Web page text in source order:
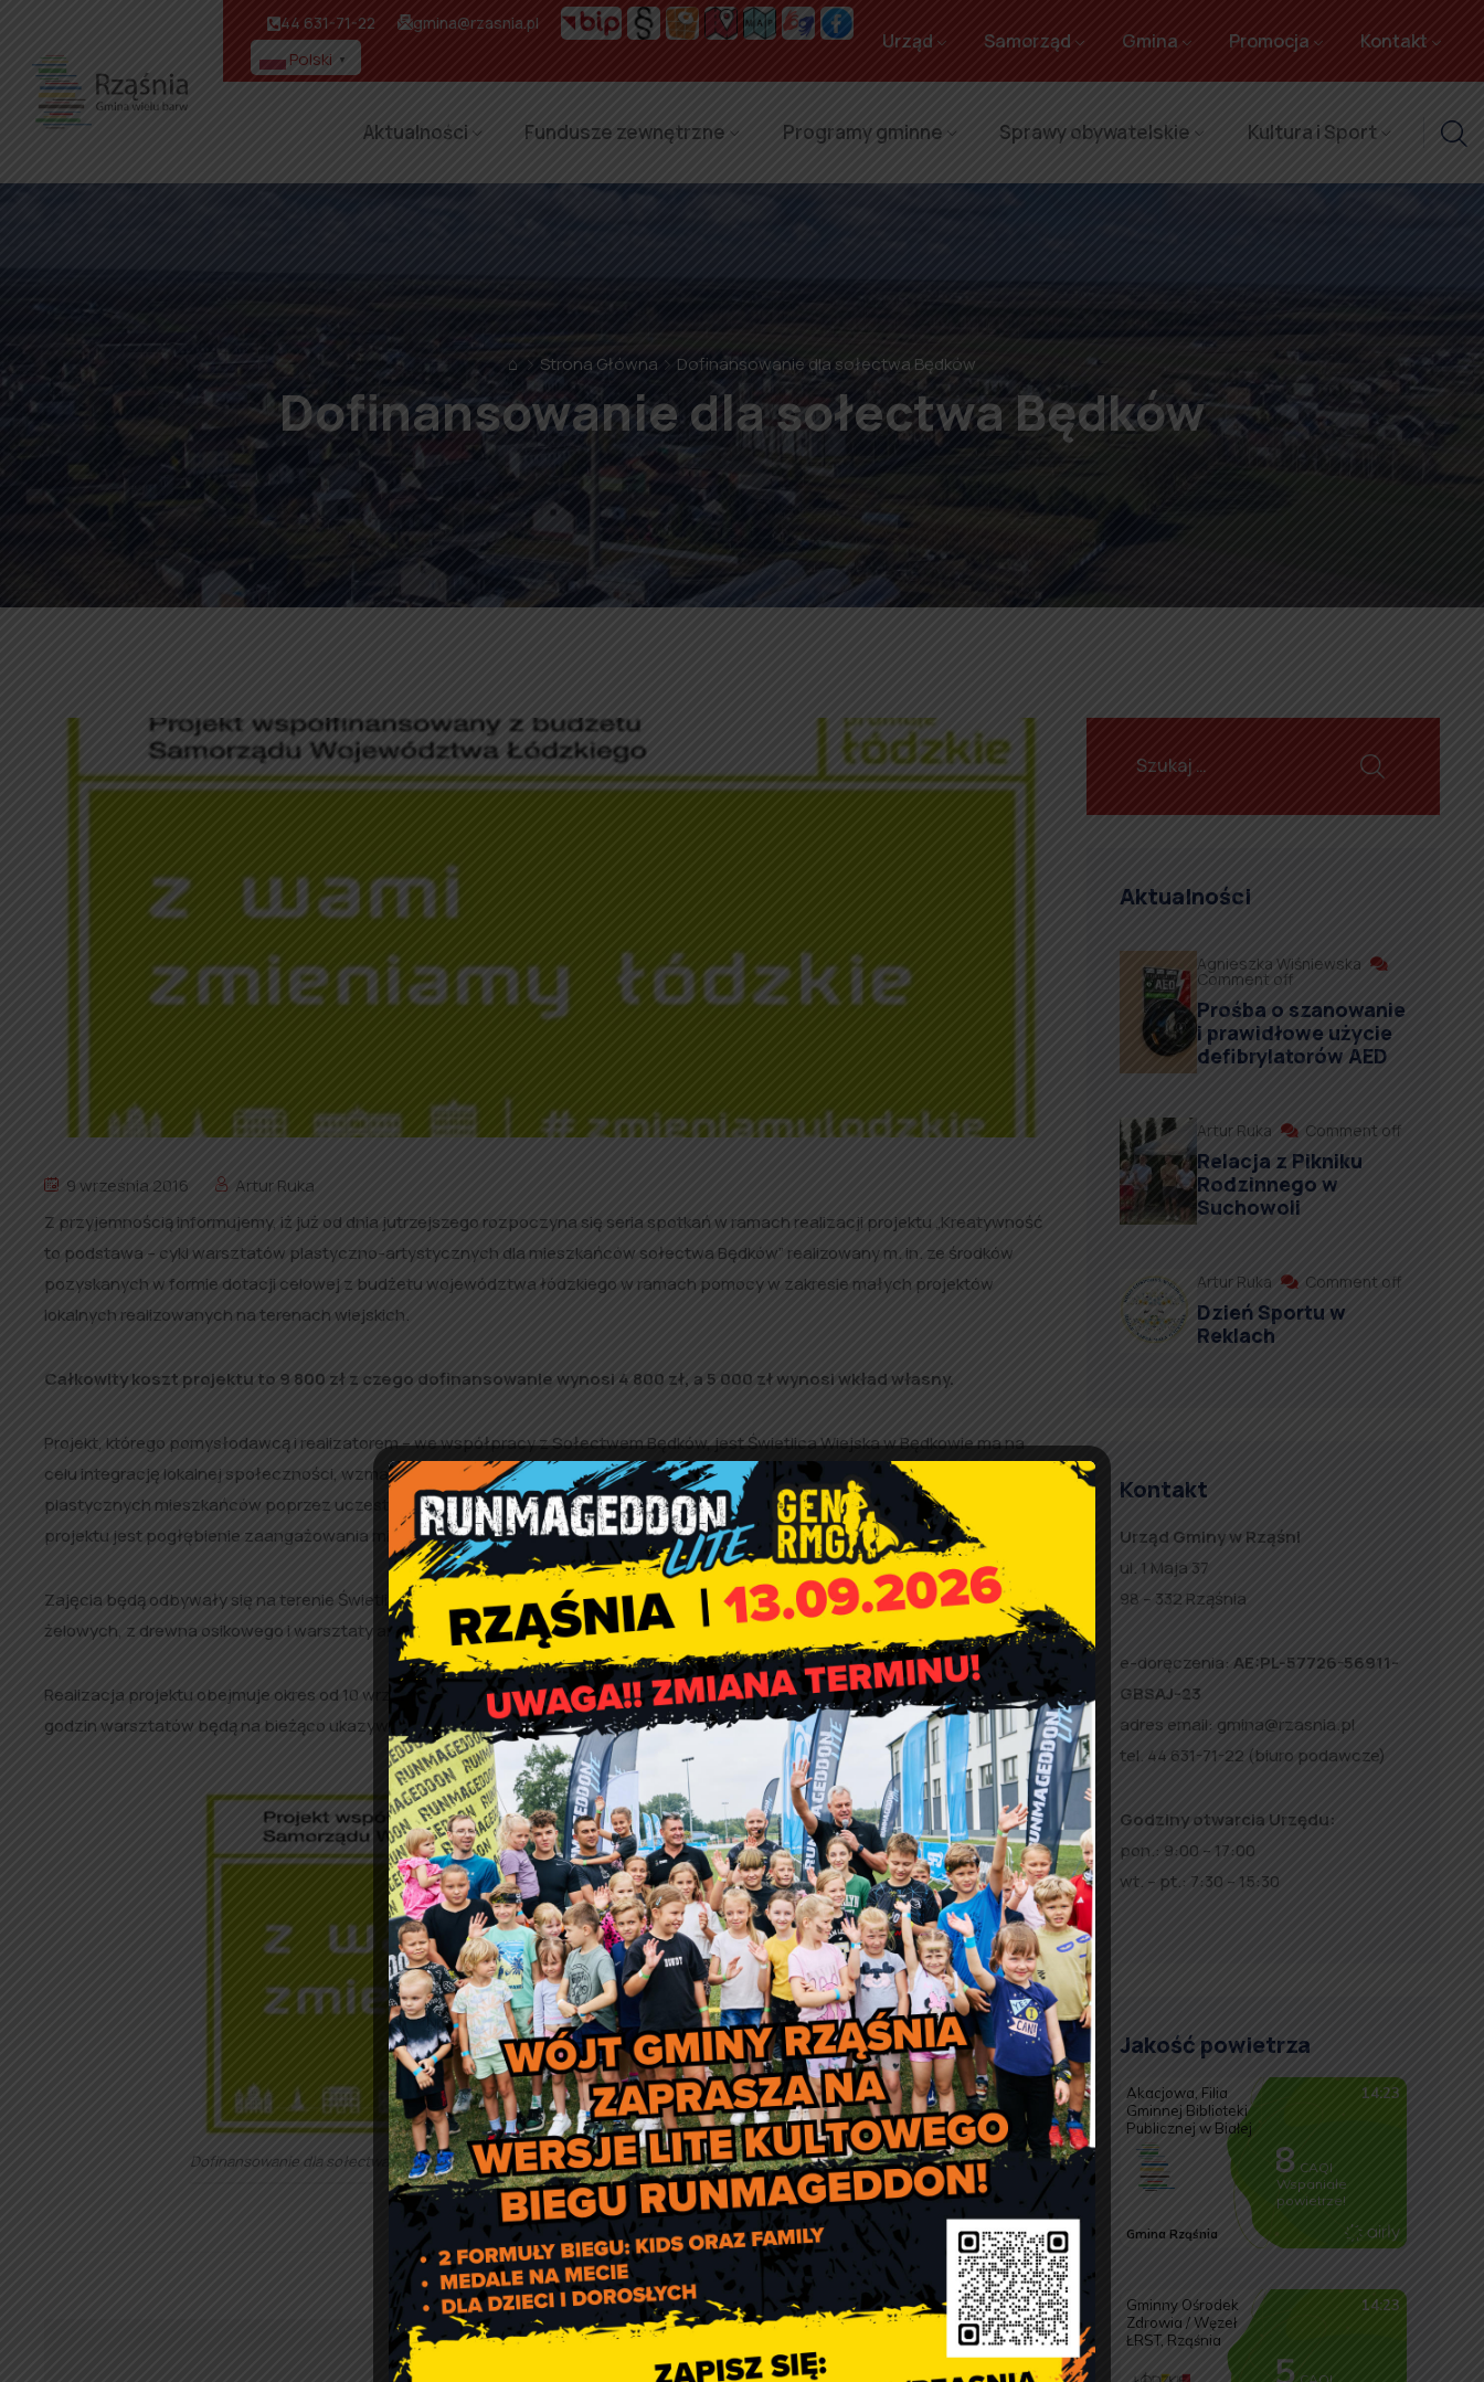
44 631-71-22 gmina@rzasnia.pl
Polski ▼
Urząd Samorząd Gmina Promocja Kontakt
Aktualności Fundusze zewnętrzne Programy gminne Sprawy obywatelskie Kultura i Sport
⌂ Strona Główna Dofinansowanie dla sołectwa Będków
Dofinansowanie dla sołectwa Będków
9 września 2016
Artur Ruka
Z przyjemnością informujemy, iż już od dnia jutrzejszego rozpoczyna się seria spotkań w ramach realizacji projektu „Kreatywność
to podstawa – cykl warsztatów plastyczno-artystycznych dla mieszkańców sołectwa Będków” realizowany m. in. ze środków
pozyskanych w formie dotacji celowej z budżetu województwa łódzkiego w ramach pomocy w zakresie małych projektów
lokalnych realizowanych na terenach wiejskich.
Całkowity koszt projektu to 9 800 zł z czego dofinansowanie wynosi 4 800 zł, a 5 000 zł wynosi wkład własny.
Projekt, którego pomysłodawcą i realizatorem – we współpracy z Sołectwem Będków, jest Świetlica Wiejska w Będkowie ma na
celu integrację lokalnej społeczności, wzmacnianie tożsamości oraz rozwijanie zainteresowań i umiejętności artystyczno
plastycznych mieszkańców poprzez uczestnictwo w warsztatach, które mają rozwijać pasje tworzenia. Dodatkowym celem
projektu jest pogłębienie zaangażowania mieszkańców w rozwój sołectwa.
Zajęcia będą odbywały się na terenie Świetlicy Wiejskiej w Będkowie i obejmują warsztaty ceramiczne, fotograficzne, świec
żelowych, z drewna osikowego i warsztaty artystyczne. Całość działań zostanie podsumowana wystawą prac mieszkańców.
Realizacja projektu obejmuje okres od 10 września 2016 r. do 11 listopada 2016 r. – informacje na temat dokładnych terminów i
godzin warsztatów będą na bieżąco ukazywać się na stronie internetowej Gminy Rząśnia.
Dofinansowanie dla sołectwa Będków
Aktualności
Agnieszka Wiśniewska
Comment off
Prośba o szanowanie
i prawidłowe użycie
defibrylatorów AED
Artur Ruka Comment off
Relacja z Pikniku
Rodzinnego w
Suchowoli
Artur Ruka Comment off
Dzień Sportu w
Reklach
Kontakt
Urząd Gminy w Rząśni
ul. 1 Maja 37
98 – 332 Rząśnia
e-doręczenia: AE:PL-57726-56911-
GBSAJ-23
adres email: gmina@rzasnia.pl
tel. 44 631-71-22 (biuro podawcze)
Godziny otwarcia Urzędu:
pon.: 9:00 – 17:00
wt. – pt.: 7:30 – 15:30
Jakość powietrza